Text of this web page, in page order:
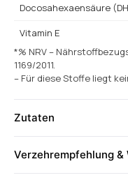
Docosahexaensäure
Vitamin E
*% NRV –
1169/2011.
– Für diese Stoffe liegt
Zutaten
Verzehrempfehlung &